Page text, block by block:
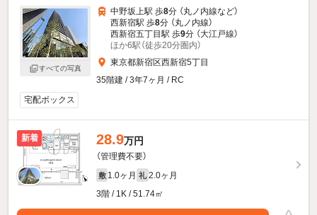
すべての写真
中野坂上駅 歩8分 （丸ノ内線など）
西新宿駅 歩8分 （丸ノ内線）
西新宿五丁目駅 歩9分 （大江戸線）
ほか6駅（徒歩20分圏内）
東京都新宿区西新宿5丁目
35階建 / 3年7ヶ月 / RC
宅配ボックス
新着 28.9万円
（管理費不要）
敷 1.0ヶ月 礼 2.0ヶ月
3階 / 1K / 51.74㎡